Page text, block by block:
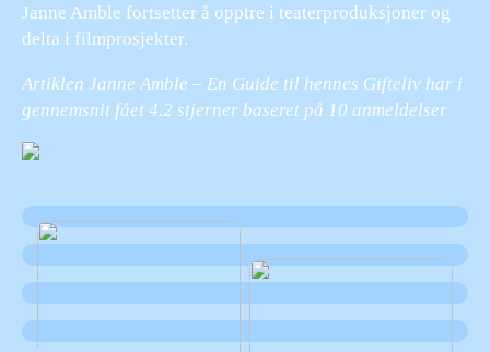
Janne Amble fortsetter å opptre i teaterproduksjoner og
delta i filmprosjekter.
Artiklen Janne Amble – En Guide til hennes Gifteliv har i
gennemsnit fået 4.2 stjerner baseret på 10 anmeldelser